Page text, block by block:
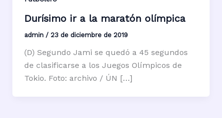
Durísimo ir a la maratón olímpica
admin / 23 de diciembre de 2019
(D) Segundo Jami se quedó a 45 segundos
de clasificarse a los Juegos Olímpicos de
Tokio. Foto: archivo / ÚN […]